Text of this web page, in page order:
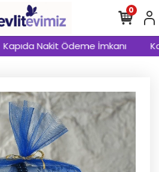
Kapıda Nakit Ödeme İmkanı
0